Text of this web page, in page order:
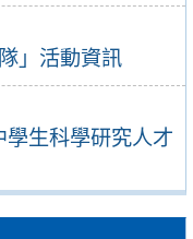
」活動資訊
生科學研究人才